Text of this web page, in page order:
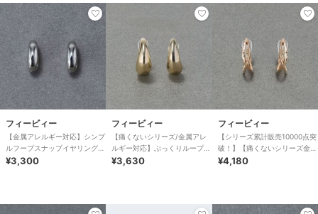
フィービィー
【金属アレルギー対応】シンプ
ルフープスナップイヤリング
シルバー
¥3,300
フィービィー
【痛くないシリーズ/金属アレ
ルギー対応】ぷっくりループフ
ィットイヤリング ゴールド
¥3,630
フィービィー
【シリーズ累計販売10000点突
破！】【痛くないシリーズ金属
アレルギー対応】ループフィッ
¥4,180